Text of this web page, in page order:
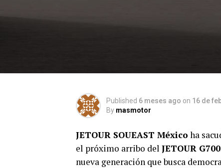
Published 6 meses ago on 16 de
By masmotor
JETOUR SOUEAST México ha
el próximo arribo del JETOUR G700
nueva generación que busca